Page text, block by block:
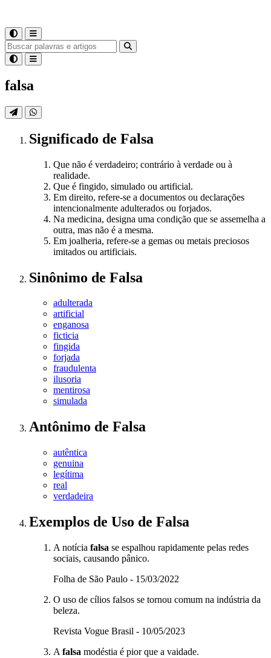
falsa
Significado de Falsa
Que não é verdadeiro; contrário à verdade ou à
realidade.
Que é fingido, simulado ou artificial.
Em direito, refere-se a documentos ou declarações
intencionalmente adulterados ou forjados.
Na medicina, designa uma condição que se assemelha a
outra, mas não é a mesma.
Em joalheria, refere-se a gemas ou metais preciosos
imitados ou artificiais.
Sinônimo de Falsa
adulterada
artificial
enganosa
ficticia
fingida
forjada
fraudulenta
ilusoria
mentirosa
simulada
Antônimo de Falsa
autêntica
genuina
legítima
real
verdadeira
Exemplos de Uso de Falsa
A notícia falsa se espalhou rapidamente pelas redes
sociais, causando pânico.
Folha de São Paulo - 15/03/2022
O uso de cílios falsos se tornou comum na indústria da
beleza.
Revista Vogue Brasil - 10/05/2023
A falsa modéstia é pior que a vaidade.